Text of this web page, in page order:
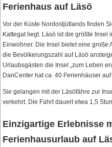
Ferienhaus auf Läsö
Vor der Küste Nordostjütlands finden
Kattegat liegt. Läsö ist die größte Insel
Einwohner. Die Insel bietet eine
die Bevölkerungszahl auf Läsö
Urlaubsgästen die Insel „zum Leben
DanCenter hat ca. 40 Ferienhäuser
Sie gelangen mit der Läsöfähre zur
verkehrt. Die Fahrt dauert etwa 1,5
Einzigartige Erlebnisse
Ferienhausurlaub auf